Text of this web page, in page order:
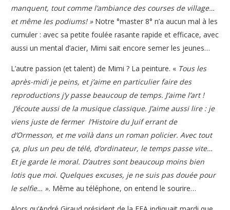
manquent, tout comme l’ambiance des courses de village…
et même les podiums! »Notre °master 8° n’a aucun mal à les
cumuler : avec sa petite foulée rasante rapide et efficace, avec
aussi un mental d’acier, Mimi sait encore semer les jeunes…
L’autre passion (et talent) de Mimi ? La peinture. « Tous les
après-midi je peins, et j’aime en particulier faire des
reproductions j’y passe beaucoup de temps. J’aime l’art !
J’écoute aussi de la musique classique. J’aime aussi lire : je
viens juste de fermer l’Histoire du Juif errant de
d’Ormesson, et me voilà dans un roman policier. Avec tout
ça, plus un peu de télé, d’ordinateur, le temps passe vite…
Et je garde le moral. D’autres sont beaucoup moins bien
lotis que moi. Quelques excuses, je ne suis pas douée pour
le selfie… ». Même au téléphone, on entend le sourire…